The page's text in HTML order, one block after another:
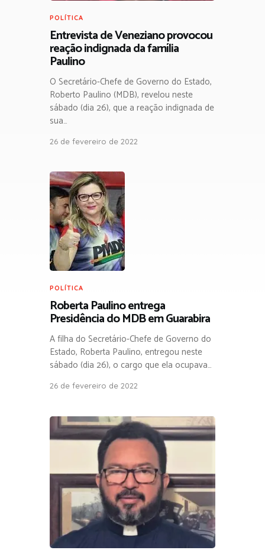
POLÍTICA
Entrevista de Veneziano provocou
reação indignada da família
Paulino
O Secretário-Chefe de Governo do Estado,
Roberto Paulino (MDB), revelou neste
sábado (dia 26), que a reação indignada de
sua…
26 de fevereiro de 2022
POLÍTICA
Roberta Paulino entrega
Presidência do MDB em Guarabira
A filha do Secretário-Chefe de Governo do
Estado, Roberta Paulino, entregou neste
sábado (dia 26), o cargo que ela ocupava…
26 de fevereiro de 2022